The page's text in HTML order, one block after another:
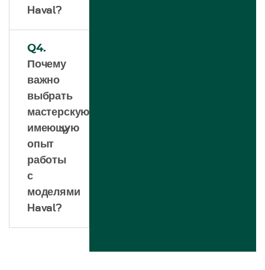
Haval?
Q4.
Почему
важно
выбрать
мастерскую,
имеющую
опыт
работы
с
моделями
Haval?